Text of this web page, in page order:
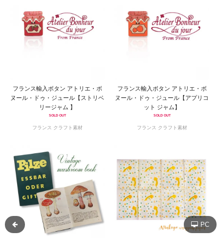
フランス輸入ボタン アトリエ・ボ
ヌール・ドゥ・ジュール【ストリベ
リージャム 】
SOLD OUT
フランス クラフト素材
フランス輸入ボタン アトリエ・ボ
ヌール・ドゥ・ジュール【アプリコ
ット ジャム】
SOLD OUT
フランス クラフト素材
PC